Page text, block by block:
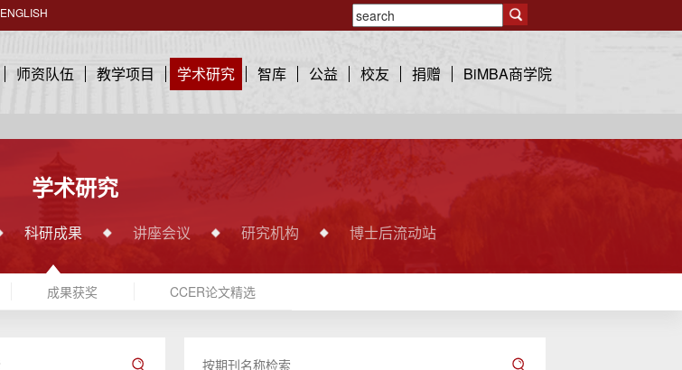
ENGLISH
师资队伍 教学项目 学术研究 智库 公益 校友 捐赠 BiMBA商学院
学术研究
科研成果 讲座会议 研究机构 博士后流动站
成果获奖 CCER论文精选